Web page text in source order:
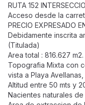
RUTA 152
Acceso desde la
PRECIO EXPRESADO
Debidamente inscrita
(Titulada)
Area total : 816.627
Topografia Mixta con
vista a Playa
Altitud entre 50 mts y
Nacientes naturales